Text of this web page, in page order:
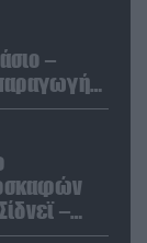
–
–